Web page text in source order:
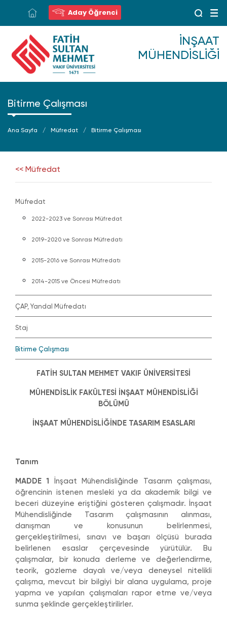
Aday Öğrenci
İNŞAAT
MÜHENDISLIĞI
Bitirme Çalışması
Ana Sayfa Müfredat Bitirme Çalışması
<< Müfredat
Müfredat
2022-2023 ve Sonrası Müfredat
2019-2020 ve Sonrası Müfredatı
2015-2016 ve Sonrası Müfredatı
2014-2015 ve Öncesi Müfredatı
ÇAP, Yandal Müfredatı
Staj
Bitirme Çalışması
FATİH SULTAN MEHMET VAKIF ÜNİVERSİTESİ
MÜHENDİSLİK FAKÜLTESİ İNŞAAT MÜHENDİSLİĞİ
BÖLÜMÜ
İNŞAAT MÜHENDİSLİĞİNDE TASARIM ESASLARI
Tanım
MADDE 1 İnşaat Mühendisliğinde Tasarım çalışması,
öğrencinin istenen mesleki ya da akademik bilgi ve
beceri düzeyine eriştiğini gösteren çalışmadır. İnşaat
Mühendisliğinde Tasarım çalışmasının alınması,
danışman ve konusunun belirlenmesi,
gerçekleştirilmesi, sınavı ve başarı ölçüsü burada
belirlenen esaslar çerçevesinde yürütülür. Bu
çalışmalar, bir konuda derleme ve değerlendirme,
teorik, gözleme dayalı ve/veya deneysel nitelikli
çalışma, mevcut bir bilgiyi bir alana uygulama, proje
yapma ve yapılan çalışmaları rapor etme ve/veya
sunma şeklinde gerçekleştirilirler.